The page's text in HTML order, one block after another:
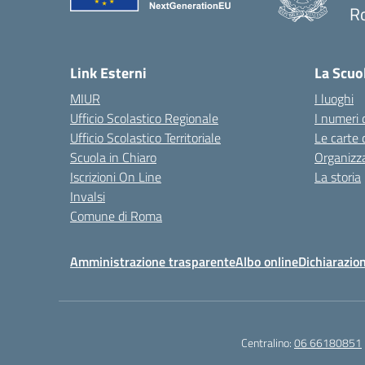
Link Esterni
MIUR
Ufficio Scolastico Regionale
Ufficio Scolastico Territoriale
Scuola in Chiaro
Iscrizioni On Line
Invalsi
Comune di Roma
La
I luoghi
I numeri
Le carte
La storia
Amministrazione trasparenteAlbo online
Centralino:06 66180851